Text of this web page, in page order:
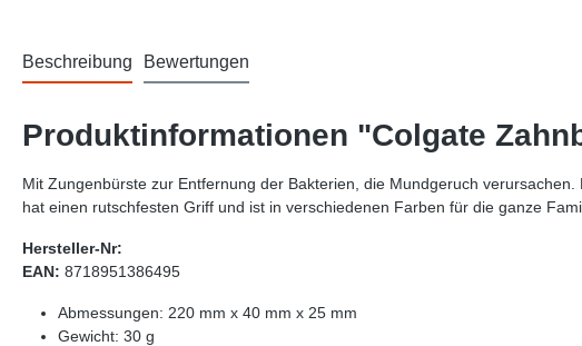
Beschreibung Bewertungen
Produktinformationen "Colgate
Mit Zungenbürste zur Entfernung der Bakterien, die Mundgeruch
hat einen rutschfesten Griff und ist in verschiedenen Farben für die ganze
Hersteller-Nr:
EAN: 8718951386495
Abmessungen: 220 mm x 40 mm x 25 mm
Gewicht: 30 g